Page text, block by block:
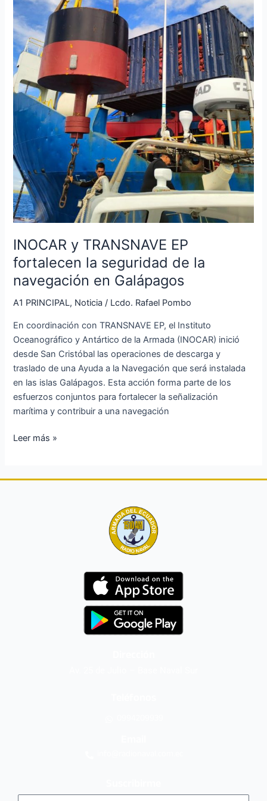
INOCAR y TRANSNAVE EP
fortalecen la seguridad de la
navegación en Galápagos
A1 PRINCIPAL, Noticia / Lcdo. Rafael Pombo
En coordinación con TRANSNAVE EP, el Instituto
Oceanográfico y Antártico de la Armada (INOCAR) inició
desde San Cristóbal las operaciones de descarga y
traslado de una Ayuda a la Navegación que será instalada
en las islas Galápagos. Esta acción forma parte de los
esfuerzos conjuntos para fortalecer la señalización
marítima y contribuir a una navegación
Leer más »